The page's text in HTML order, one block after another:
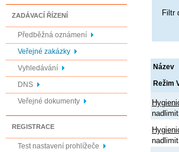
ZADÁVACÍ ŘÍZENÍ
Předběžná oznámení
Veřejné zakázky
Vyhledávání
DNS
Veřejné dokumenty
REGISTRACE
Test nastavení prohlížeče
Filtr
Název
Režim